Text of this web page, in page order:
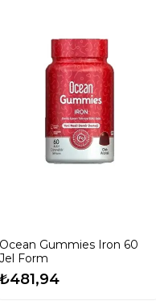
Ocean Gummies Iron 60
Jel Form
₺481,94